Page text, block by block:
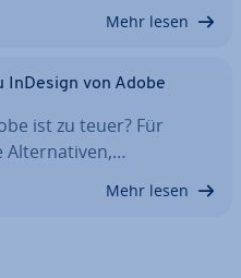
Mehr lesen
von Adobe
ist zu teuer? Für
Al­ter­na­ti­ven,…
Mehr lesen